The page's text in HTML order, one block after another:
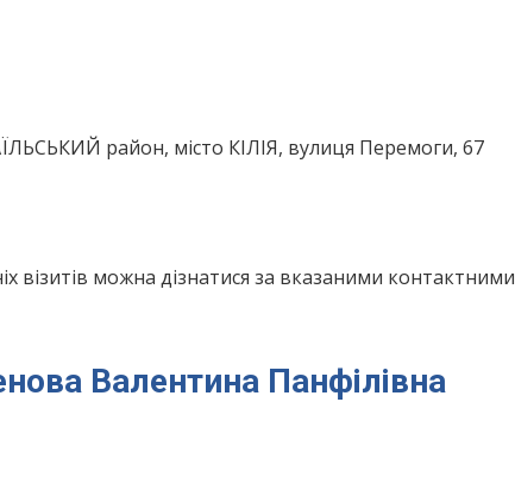
район, місто КІЛІЯ, вулиця Перемоги, 67
можна дізнатися за вказаними контактними
Валентина Панфілівна